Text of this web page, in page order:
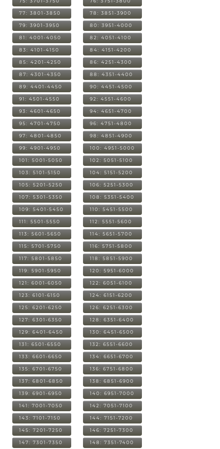
77: 3801-3850 78: 3851-3900
79: 3901-3950 80: 3951-4000
81: 4001-4050 82: 4051-4100
83: 4101-4150 84: 4151-4200
85: 4201-4250 86: 4251-4300
87: 4301-4350 88: 4351-4400
89: 4401-4450 90: 4451-4500
91: 4501-4550 92: 4551-4600
93: 4601-4650 94: 4651-4700
95: 4701-4750 96: 4751-4800
97: 4801-4850 98: 4851-4900
99: 4901-4950 100: 4951-5000
101: 5001-5050 102: 5051-5100
103: 5101-5150 104: 5151-5200
105: 5201-5250 106: 5251-5300
107: 5301-5350 108: 5351-5400
109: 5401-5450 110: 5451-5500
111: 5501-5550 112: 5551-5600
113: 5601-5650 114: 5651-5700
115: 5701-5750 116: 5751-5800
117: 5801-5850 118: 5851-5900
119: 5901-5950 120: 5951-6000
121: 6001-6050 122: 6051-6100
123: 6101-6150 124: 6151-6200
125: 6201-6250 126: 6251-6300
127: 6301-6350 128: 6351-6400
129: 6401-6450 130: 6451-6500
131: 6501-6550 132: 6551-6600
133: 6601-6650 134: 6651-6700
135: 6701-6750 136: 6751-6800
137: 6801-6850 138: 6851-6900
139: 6901-6950 140: 6951-7000
141: 7001-7050 142: 7051-7100
143: 7101-7150 144: 7151-7200
145: 7201-7250 146: 7251-7300
147: 7301-7350 148: 7351-7400